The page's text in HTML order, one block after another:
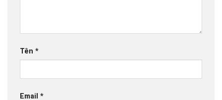
Tên *
Email *